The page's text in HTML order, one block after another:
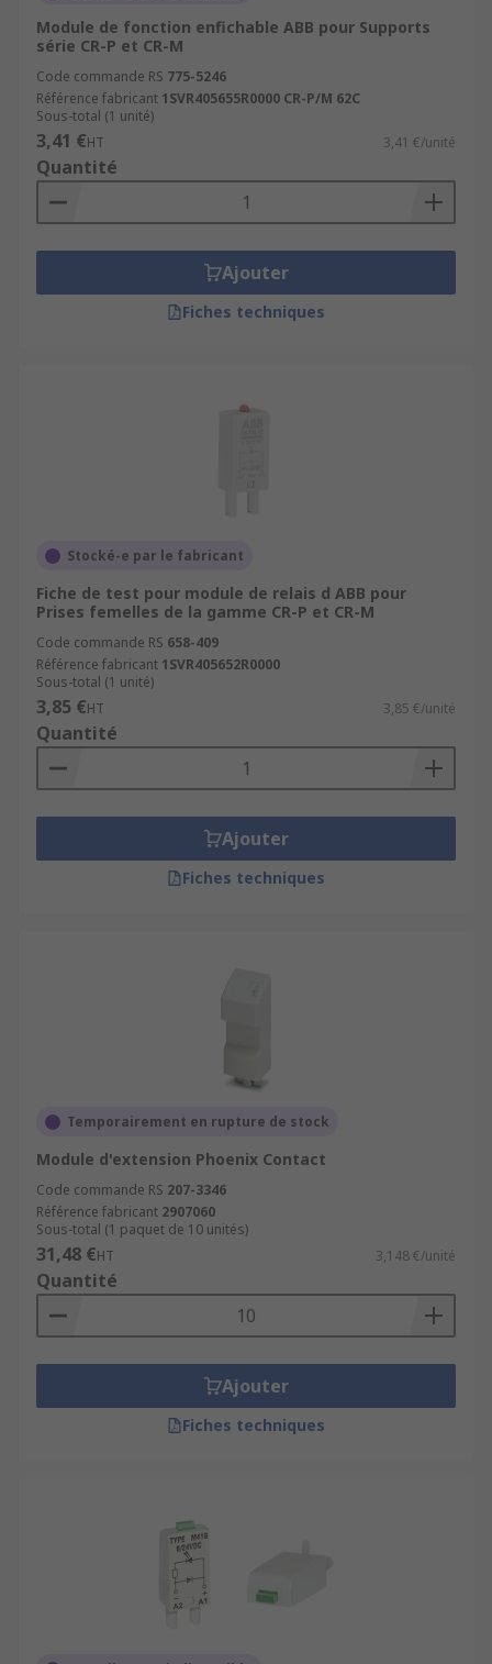
Module de fonction enfichable ABB pour Supports
série CR-P et CR-M
Code commande RS 775-5246
Référence fabricant 1SVR405655R0000 CR-P/M 62C
Sous-total (1 unité)
3,41 €HT 3,41 €/unité
Quantité
Ajouter
Fiches techniques
Stocké-e par le fabricant
Fiche de test pour module de relais d ABB pour
Prises femelles de la gamme CR-P et CR-M
Code commande RS 658-409
Référence fabricant 1SVR405652R0000
Sous-total (1 unité)
3,85 €HT 3,85 €/unité
Quantité
Ajouter
Fiches techniques
Temporairement en rupture de stock
Module d'extension Phoenix Contact
Code commande RS 207-3346
Référence fabricant 2907060
Sous-total (1 paquet de 10 unités)
31,48 €HT 3,148 €/unité
Quantité
Ajouter
Fiches techniques